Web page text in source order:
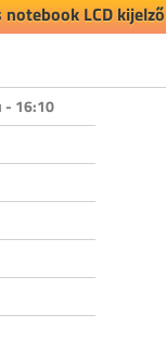
LCD kijelző
- 16:10